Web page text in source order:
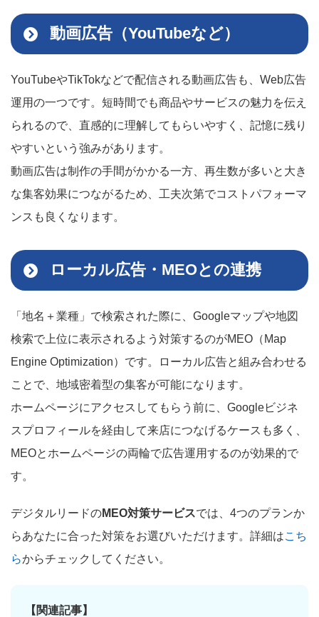
動画広告（YouTubeなど）
YouTubeやTikTokなどで配信される動画広告も、Web広告
運用の一つです。短時間でも商品やサービスの魅力を伝え
られるので、直感的に理解してもらいやすく、記憶に残り
やすいという強みがあります。
動画広告は制作の手間がかかる一方、再生数が多いと大き
な集客効果につながるため、工夫次第でコストパフォーマ
ンスも良くなります。
ローカル広告・MEOとの連携
「地名＋業種」で検索された際に、Googleマップや地図
検索で上位に表示されるよう対策するのがMEO（Map
Engine Optimization）です。ローカル広告と組み合わせる
ことで、地域密着型の集客が可能になります。
ホームページにアクセスしてもらう前に、Googleビジネ
スプロフィールを経由して来店につなげるケースも多く、
MEOとホームページの両輪で広告運用するのが効果的で
す。
デジタルリードのMEO対策サービスでは、4つのプランか
らあなたに合った対策をお選びいただけます。詳細はこち
らからチェックしてください。
【関連記事】